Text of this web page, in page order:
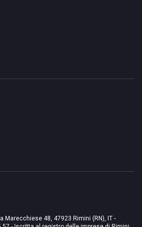
Marecchiese 48, 47923 Rimini (RN), IT -